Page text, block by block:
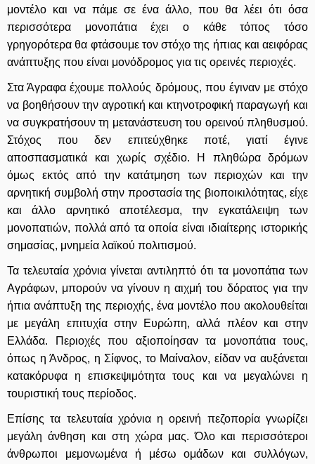
μοντέλο και να πάμε σε ένα άλλο, που θα λέει ότι όσα
περισσότερα μονοπάτια έχει ο κάθε τόπος τόσο
γρηγορότερα θα φτάσουμε τον στόχο της ήπιας και αειφόρας
ανάπτυξης που είναι μονόδρομος για τις ορεινές περιοχές.
Στα Άγραφα έχουμε πολλούς δρόμους, που έγιναν με στόχο
να βοηθήσουν την αγροτική και κτηνοτροφική παραγωγή και
να συγκρατήσουν τη μετανάστευση του ορεινού πληθυσμού.
Στόχος που δεν επιτεύχθηκε ποτέ, γιατί έγινε
αποσπασματικά και χωρίς σχέδιο. Η πληθώρα δρόμων
όμως εκτός από την κατάτμηση των περιοχών και την
αρνητική συμβολή στην προστασία της βιοποικιλότητας, είχε
και άλλο αρνητικό αποτέλεσμα, την εγκατάλειψη των
μονοπατιών, πολλά από τα οποία είναι ιδιαίτερης ιστορικής
σημασίας, μνημεία λαϊκού πολιτισμού.
Τα τελευταία χρόνια γίνεται αντιληπτό ότι τα μονοπάτια των
Αγράφων, μπορούν να γίνουν η αιχμή του δόρατος για την
ήπια ανάπτυξη της περιοχής, ένα μοντέλο που ακολουθείται
με μεγάλη επιτυχία στην Ευρώπη, αλλά πλέον και στην
Ελλάδα. Περιοχές που αξιοποίησαν τα μονοπάτια τους,
όπως η Άνδρος, η Σίφνος, το Μαίναλον, είδαν να αυξάνεται
κατακόρυφα η επισκεψιμότητα τους και να μεγαλώνει η
τουριστική τους περίοδος.
Επίσης τα τελευταία χρόνια η ορεινή πεζοπορία γνωρίζει
μεγάλη άνθηση και στη χώρα μας. Όλο και περισσότεροι
άνθρωποι μεμονωμένα ή μέσω ομάδων και συλλόγων,